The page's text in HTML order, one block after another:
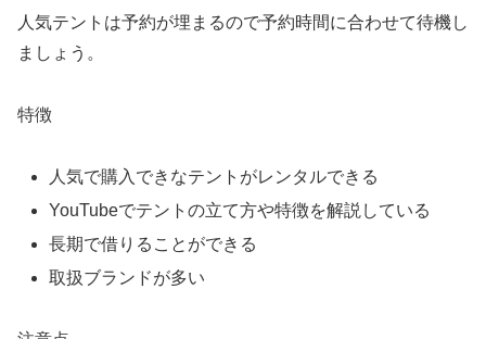
人気テントは予約が埋まるので予約時間に合わせて待機し
ましょう。
特徴
人気で購入できなテントがレンタルできる
YouTubeでテントの立て方や特徴を解説している
長期で借りることができる
取扱ブランドが多い